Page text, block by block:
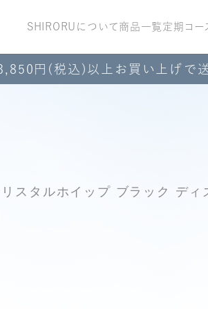
SHIRORUについて 商品一覧 定期コー
円(税込)以上お買い上げで
リスタルホイップ ブラック ディ